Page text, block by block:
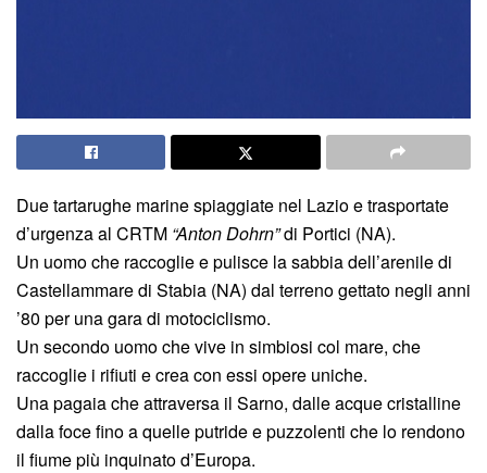
Due tartarughe marine spiaggiate nel Lazio e trasportate
d’urgenza al CRTM “Anton Dohrn”di Portici (NA).
Un uomo che raccoglie e pulisce la sabbia dell’arenile di
Castellammare di Stabia (NA) dal terreno gettato negli anni
’80 per una gara di motociclismo.
Un secondo uomo che vive in simbiosi col mare, che
raccoglie i rifiuti e crea con essi opere uniche.
Una pagaia che attraversa il Sarno, dalle acque cristalline
dalla foce fino a quelle putride e puzzolenti che lo rendono
il fiume più inquinato d’Europa.